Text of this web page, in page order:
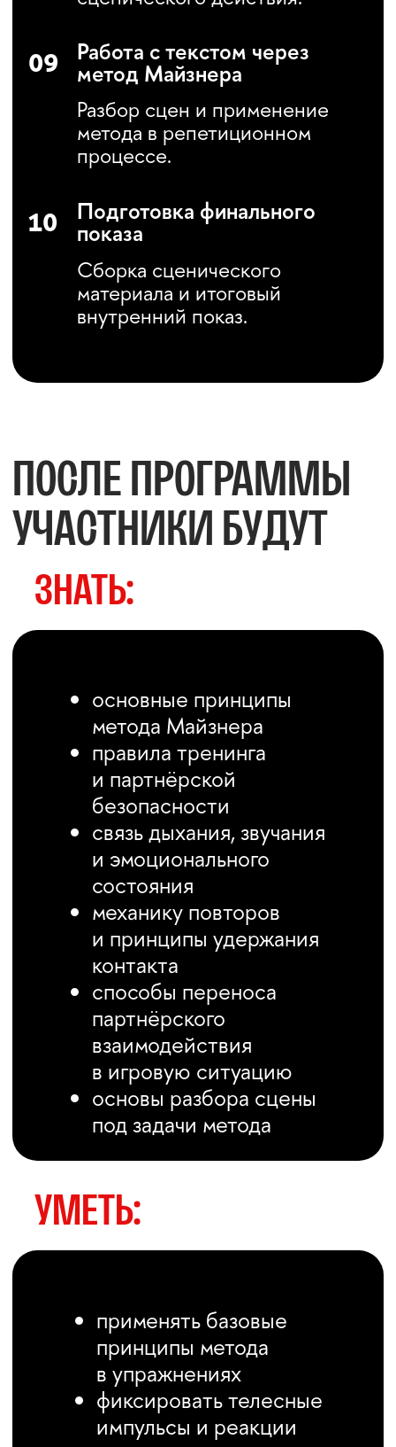
График занятий может быть
скорректирован. Актуальную
информацию рекомендуется
Размер группы:
до 16 человек
Итоговая работа:
по результатам обучения
Выдаваемый документ:
сертификат об обучении
Язык обучения: русский
ПОДАТЬ ЗАЯВКУ
Скидки предусмотрены для
студентов и выпускников НИУ
СТОИМОСТЬ
ОБУЧЕНИЯ
51 000 ₽
ЕСЛИ ВАМ ВАЖНО
НЕ ИЗОБРАЖАТЬ
ПРИСУТСТВИЕ,